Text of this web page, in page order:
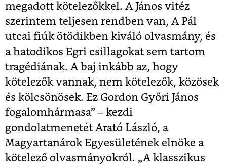
megadott kötelezőkkel. A János vitéz
szerintem teljesen rendben van, A Pál
utcai fiúk ötödikben kiváló olvasmány, és
a hatodikos Egri csillagokat sem tartom
tragédiának. A baj inkább az, hogy
kötelezők vannak, nem kötelezők, közösek
és kölcsönösek. Ez Gordon Győri János
fogalomhármasa” – kezdi
gondolatmenetét Arató László, a
Magyartanárok Egyesületének elnöke a
kötelező olvasmányokról. „A klasszikus